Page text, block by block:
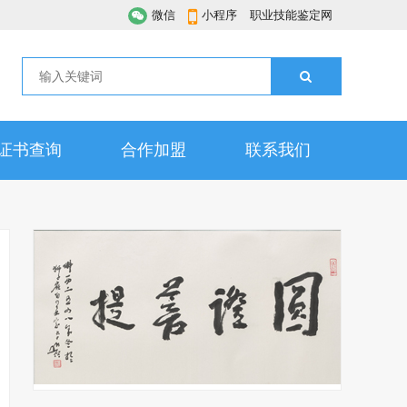
微信 小程序 职业技能鉴定网
书查询 合作加盟 联系我们